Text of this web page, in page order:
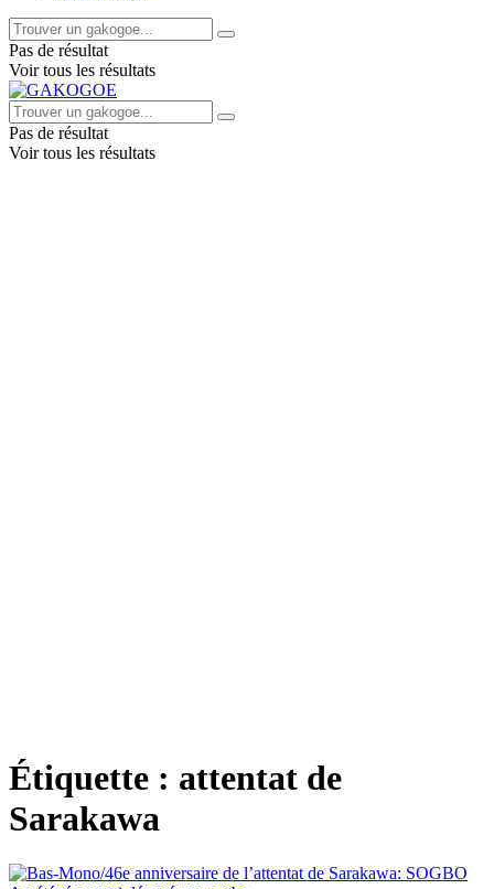
Pas de résultat
Voir tous les résultats
Pas de résultat
Voir tous les résultats
Étiquette : attentat de
Sarakawa